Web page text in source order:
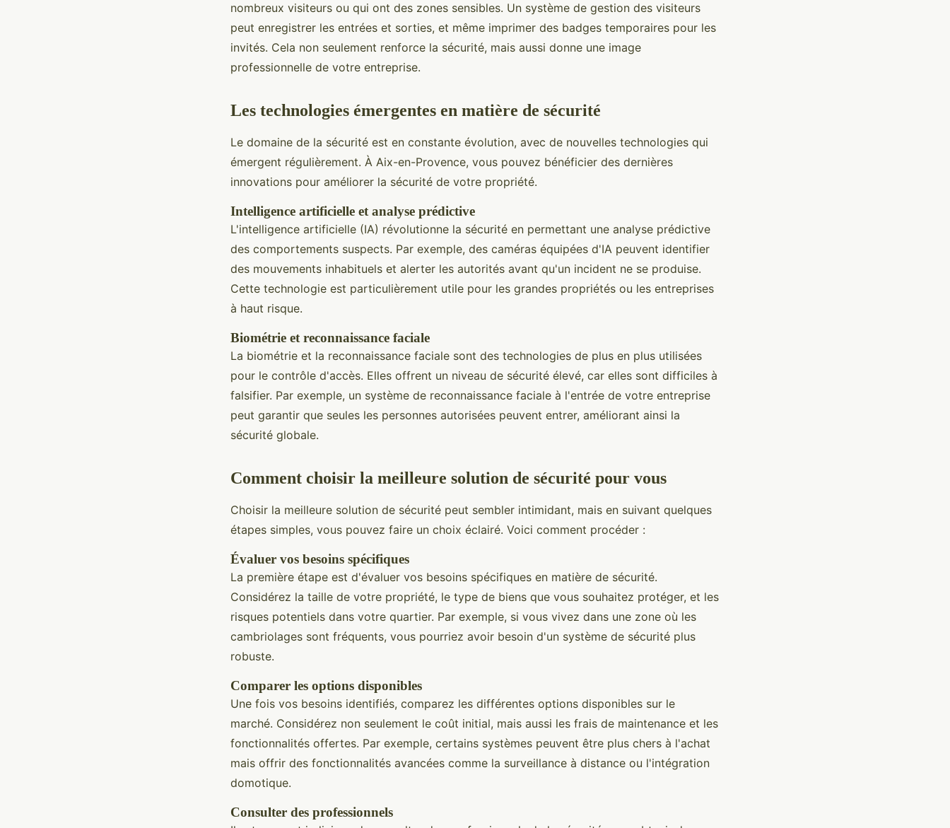
nombreux visiteurs ou qui ont des zones sensibles. Un système de gestion des visiteurs
peut enregistrer les entrées et sorties, et même imprimer des badges temporaires pour les
invités. Cela non seulement renforce la sécurité, mais aussi donne une image
professionnelle de votre entreprise.
Les technologies émergentes en matière de sécurité
Le domaine de la sécurité est en constante évolution, avec de nouvelles technologies qui
émergent régulièrement. À Aix-en-Provence, vous pouvez bénéficier des dernières
innovations pour améliorer la sécurité de votre propriété.
Intelligence artificielle et analyse prédictive
L'intelligence artificielle (IA) révolutionne la sécurité en permettant une analyse prédictive
des comportements suspects. Par exemple, des caméras équipées d'IA peuvent identifier
des mouvements inhabituels et alerter les autorités avant qu'un incident ne se produise.
Cette technologie est particulièrement utile pour les grandes propriétés ou les entreprises
à haut risque.
Biométrie et reconnaissance faciale
La biométrie et la reconnaissance faciale sont des technologies de plus en plus utilisées
pour le contrôle d'accès. Elles offrent un niveau de sécurité élevé, car elles sont difficiles à
falsifier. Par exemple, un système de reconnaissance faciale à l'entrée de votre entreprise
peut garantir que seules les personnes autorisées peuvent entrer, améliorant ainsi la
sécurité globale.
Comment choisir la meilleure solution de sécurité pour vous
Choisir la meilleure solution de sécurité peut sembler intimidant, mais en suivant quelques
étapes simples, vous pouvez faire un choix éclairé. Voici comment procéder :
Évaluer vos besoins spécifiques
La première étape est d'évaluer vos besoins spécifiques en matière de sécurité.
Considérez la taille de votre propriété, le type de biens que vous souhaitez protéger, et les
risques potentiels dans votre quartier. Par exemple, si vous vivez dans une zone où les
cambriolages sont fréquents, vous pourriez avoir besoin d'un système de sécurité plus
robuste.
Comparer les options disponibles
Une fois vos besoins identifiés, comparez les différentes options disponibles sur le
marché. Considérez non seulement le coût initial, mais aussi les frais de maintenance et les
fonctionnalités offertes. Par exemple, certains systèmes peuvent être plus chers à l'achat
mais offrir des fonctionnalités avancées comme la surveillance à distance ou l'intégration
domotique.
Consulter des professionnels